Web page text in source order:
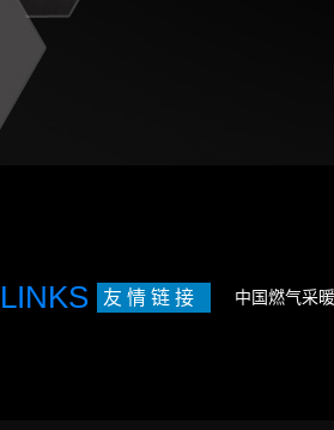
一个设计系数——同时使用系数，我们一直沿用
照某...
司董事长袁明华是个文人，他的文人标志不仅体
化相关的职务或头衔上，更体现在真正文人所
豪情万丈，喜欢挑战并从中获取创作源泉。袁明
品牌冈底斯来自他深深喜爱的冈底斯山，为此他
目前...
LINKS 友 情 链 接 中国燃气采